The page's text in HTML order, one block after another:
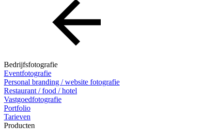
Bedrijfsfotografie
Eventfotografie
Personal branding / website fotografie
Restaurant / food / hotel
Vastgoedfotografie
Portfolio
Tarieven
Producten